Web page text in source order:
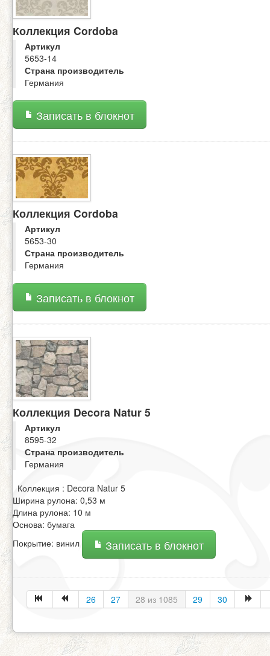
Коллекция Cordoba
Артикул
5653-14
Страна производитель
Германия
Записать в блокнот
Коллекция Cordoba
Артикул
5653-30
Страна производитель
Германия
Записать в блокнот
Коллекция Decora Natur 5
Артикул
8595-32
Страна производитель
Германия
Коллекция : Decora Natur 5
Ширина рулона: 0,53 м
Длина рулона: 10 м
Основа: бумага
Покрытие: винил
Записать в блокнот
26 27 28 из 1085 29 30